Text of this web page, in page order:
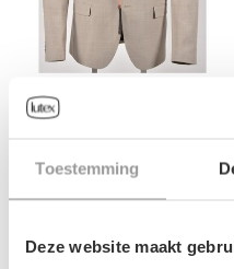
Toestemming
Deze website maakt
HEREN-BLAZER ZUITABLE
€309,00€155,00